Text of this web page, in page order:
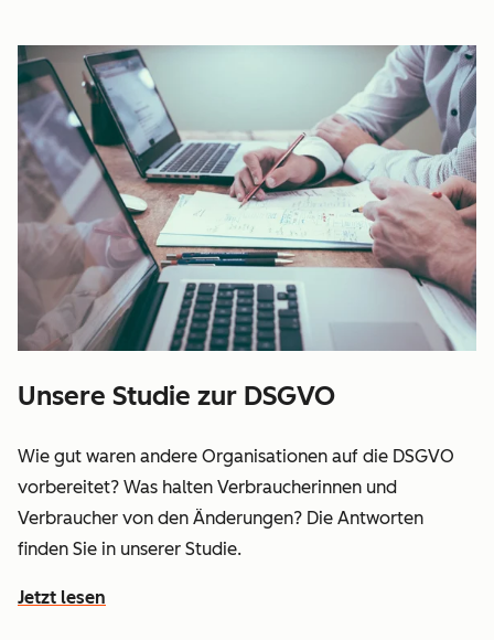
Unsere Studie zur DSGVO
Wie gut waren andere Organisationen auf die DSGVO
vorbereitet? Was halten Verbraucherinnen und
Verbraucher von den Änderungen? Die Antworten
finden Sie in unserer Studie.
Jetzt lesen